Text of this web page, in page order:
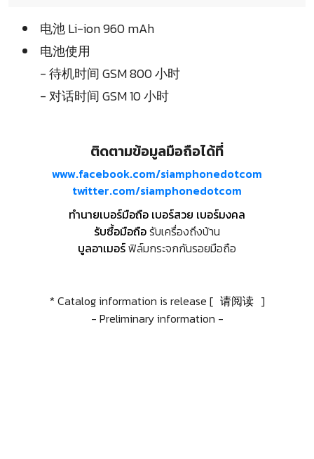
电池 Li-ion 960 mAh
电池使用
- 待机时间 GSM 800 小时
- 对话时间 GSM 10 小时
ติดตามข้อมูลมือถือได้ที่
www.facebook.com/siamphonedotcom
twitter.com/siamphonedotcom
ทำนายเบอร์มือถือ เบอร์สวย เบอร์มงคล
รับซื้อมือถือรับเครื่องถึงบ้าน
บูลอาเมอร์ฟิล์มกระจกกันรอยมือถือ
* Catalog information is release [ 请阅读 ]
- Preliminary information -